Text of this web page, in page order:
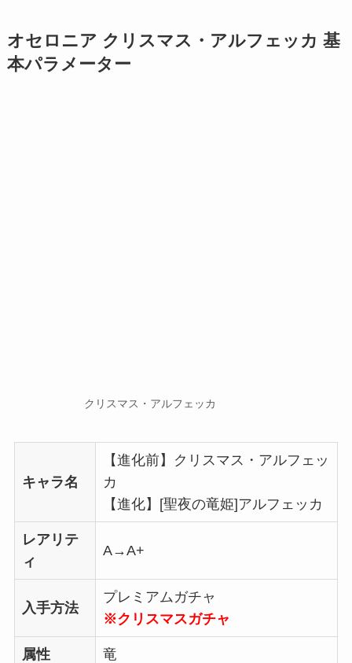
オセロニア クリスマス・アルフェッカ 基
本パラメーター
クリスマス・アルフェッカ
キャラ名
【進化前】クリスマス・アルフェッ
カ
【進化】[聖夜の竜姫]アルフェッカ
レアリテ
ィ
A→A+
入手方法
プレミアムガチャ
※クリスマスガチャ
属性 竜